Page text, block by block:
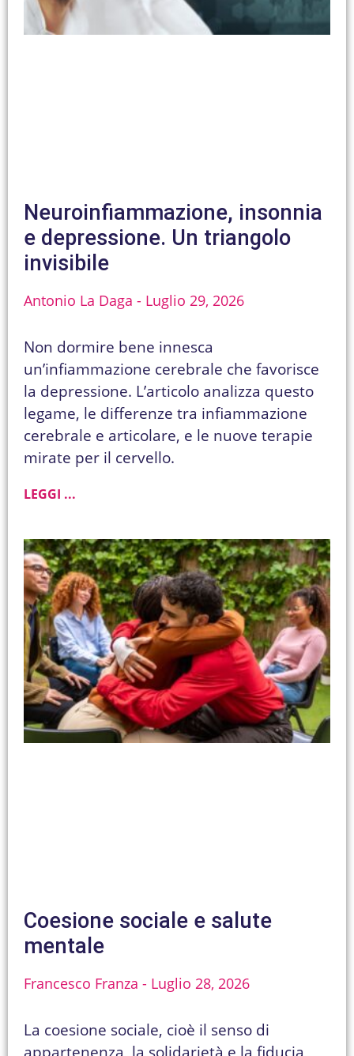
Neuroinfiammazione, insonnia
e depressione. Un triangolo
invisibile
Antonio La Daga Luglio 29, 2026
Non dormire bene innesca
un’infiammazione cerebrale che favorisce
la depressione. L’articolo analizza questo
legame, le differenze tra infiammazione
cerebrale e articolare, e le nuove terapie
mirate per il cervello.
LEGGI ...
Coesione sociale e salute
mentale
Francesco Franza Luglio 28, 2026
La coesione sociale, cioè il senso di